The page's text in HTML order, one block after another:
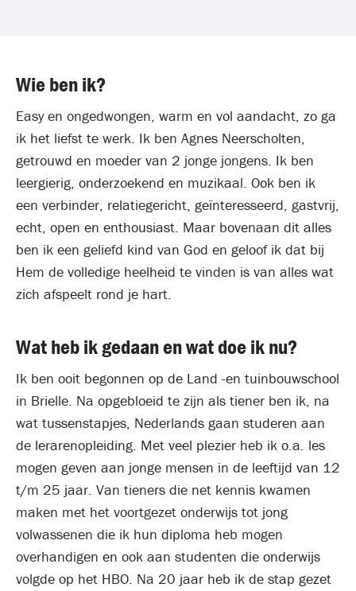
Wie ben ik?
Easy en ongedwongen, warm en vol aandacht, zo ga
ik het liefst te werk. Ik ben Agnes Neerscholten,
getrouwd en moeder van 2 jonge jongens. Ik ben
leergierig, onderzoekend en muzikaal. Ook ben ik
een verbinder, relatiegericht, geïnteresseerd, gastvrij,
echt, open en enthousiast. Maar bovenaan dit alles
ben ik een geliefd kind van God en geloof ik dat bij
Hem de volledige heelheid te vinden is van alles wat
zich afspeelt rond je hart.
Wat heb ik gedaan en wat doe ik nu?
Ik ben ooit begonnen op de Land -en tuinbouwschool
in Brielle. Na opgebloeid te zijn als tiener ben ik, na
wat tussenstapjes, Nederlands gaan studeren aan
de lerarenopleiding. Met veel plezier heb ik o.a. les
mogen geven aan jonge mensen in de leeftijd van 12
t/m 25 jaar. Van tieners die net kennis kwamen
maken met het voortgezet onderwijs tot jong
volwassenen die ik hun diploma heb mogen
overhandigen en ook aan studenten die onderwijs
volgde op het HBO. Na 20 jaar heb ik de stap gezet